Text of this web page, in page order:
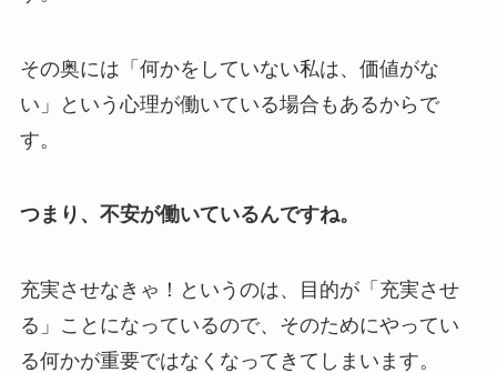
その奥には「何かをしていない私は、価値がな
い」という心理が働いている場合もあるからで
す。
つまり、不安が働いているんですね。
充実させなきゃ！というのは、目的が「充実させ
る」ことになっているので、そのためにやってい
る何かが重要ではなくなってきてしまいます。